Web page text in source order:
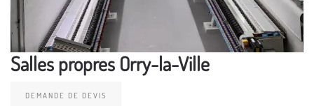
Salles propres Orry-la-Ville
DEMANDE DE DEVIS